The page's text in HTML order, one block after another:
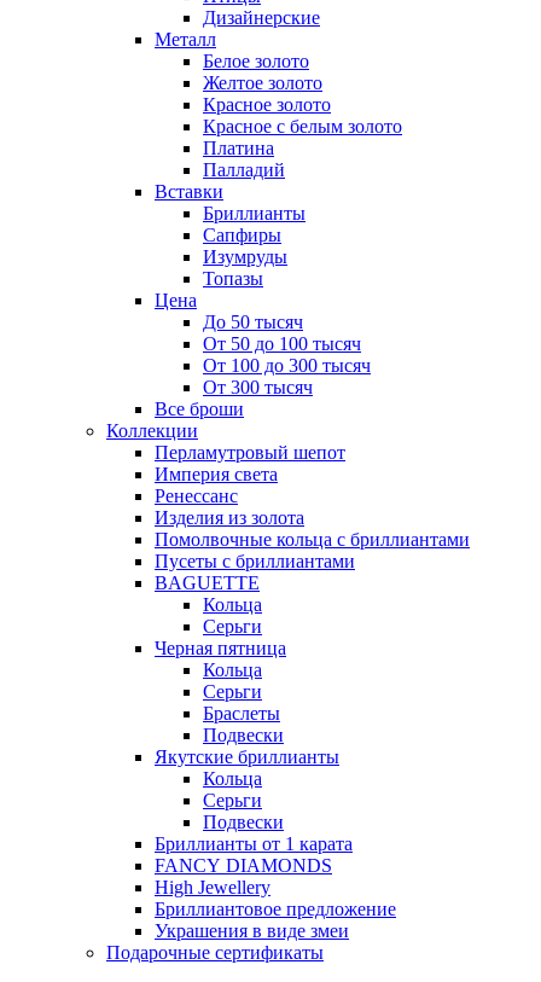
Дизайнерские
Металл
Белое золото
Желтое золото
Красное золото
Красное с белым золото
Платина
Палладий
Вставки
Бриллианты
Сапфиры
Изумруды
Топазы
Цена
До 50 тысяч
От 50 до 100 тысяч
От 100 до 300 тысяч
От 300 тысяч
Все броши
Коллекции
Перламутровый шепот
Империя света
Ренессанс
Изделия из золота
Помолвочные кольца с бриллиантами
Пусеты с бриллиантами
BAGUETTE
Кольца
Серьги
Черная пятница
Кольца
Серьги
Браслеты
Подвески
Якутские бриллианты
Кольца
Серьги
Подвески
Бриллианты от 1 карата
FANCY DIAMONDS
High Jewellery
Бриллиантовое предложение
Украшения в виде змеи
Подарочные сертификаты